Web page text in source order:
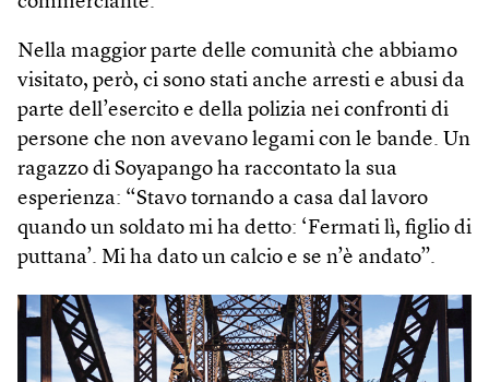
Nella maggior parte delle comunità che abbiamo
visitato, però, ci sono stati anche arresti e abusi da
parte dell’esercito e della polizia nei confronti di
persone che non avevano legami con le bande. Un
ragazzo di Soyapango ha raccontato la sua
esperienza: “Stavo tornando a casa dal lavoro
quando un soldato mi ha detto: ‘Fermati lì, figlio di
puttana’. Mi ha dato un calcio e se n’è andato”.